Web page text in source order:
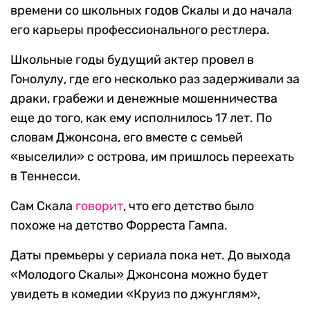
времени со школьных годов Скалы и до начала
его карьеры профессионального рестлера.
Школьные годы будущий актер провел в
Гонолулу, где его несколько раз задерживали за
драки, грабежи и денежные мошенничества
еще до того, как ему исполнилось 17 лет. По
словам Джонсона, его вместе с семьей
«выселили» с острова, им пришлось переехать
в Теннесси.
Сам Скала говорит, что его детство было
похоже на детство Форреста Гампа.
Даты премьеры у сериала пока нет. До выхода
«Молодого Скалы» Джонсона можно будет
увидеть в комедии «Круиз по джунглям»,